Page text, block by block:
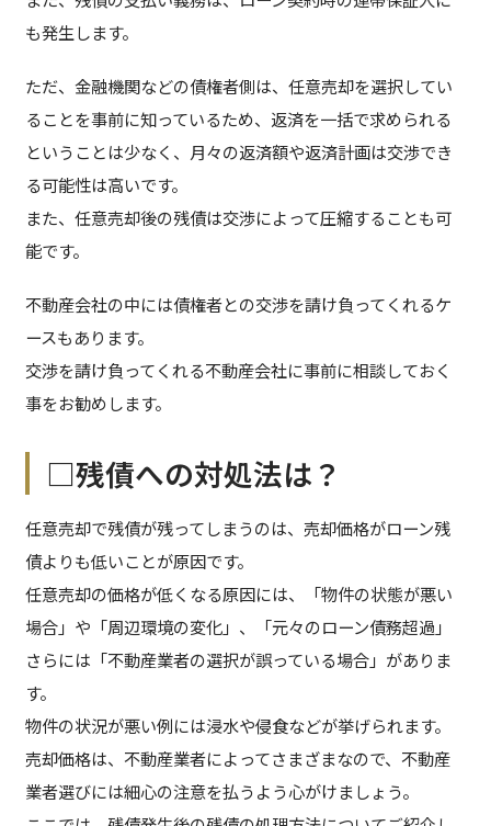
も発生します。
ただ、金融機関などの債権者側は、任意売却を選択してい
ることを事前に知っているため、返済を一括で求められる
ということは少なく、月々の返済額や返済計画は交渉でき
る可能性は高いです。
また、任意売却後の残債は交渉によって圧縮することも可
能です。
不動産会社の中には債権者との交渉を請け負ってくれるケ
ースもあります。
交渉を請け負ってくれる不動産会社に事前に相談しておく
事をお勧めします。
□残債への対処法は？
任意売却で残債が残ってしまうのは、売却価格がローン残
債よりも低いことが原因です。
任意売却の価格が低くなる原因には、「物件の状態が悪い
場合」や「周辺環境の変化」、「元々のローン債務超過」
さらには「不動産業者の選択が誤っている場合」がありま
す。
物件の状況が悪い例には浸水や侵食などが挙げられます。
売却価格は、不動産業者によってさまざまなので、不動産
業者選びには細心の注意を払うよう心がけましょう。